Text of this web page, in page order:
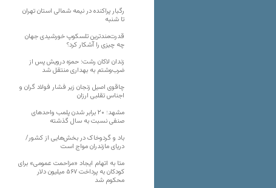
رگبار پراکنده در نیمه شمالی استان تهران
تا شنبه
قدرت‌مندترین تلسکوپ خورشیدی جهان
چه چیزی را آشکار کرد؟
زندان لاکان رشت؛ حمزه درویش پس از
ضرب‌وشتم به بهداری منتقل شد
چاقوی اصیل زنجان زیر فشار فولاد گران و
اجناس تقلبی ارزان
مشهد؛ ۲۰ برابر شدن پلمب واحدهای
صنفی نسبت به سال گذشته
باد و گردوخاک در بخش‌هایی از کشور/
دریای مازندران مواج است
متا به اتهام ایجاد «مزاحمت عمومی» برای
کودکان به پرداخت ۵۶۷ میلیون دلار
محکوم شد